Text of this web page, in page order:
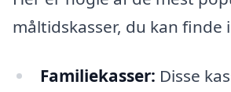
måltidskasser, du kan finde
Familiekasser: Disse